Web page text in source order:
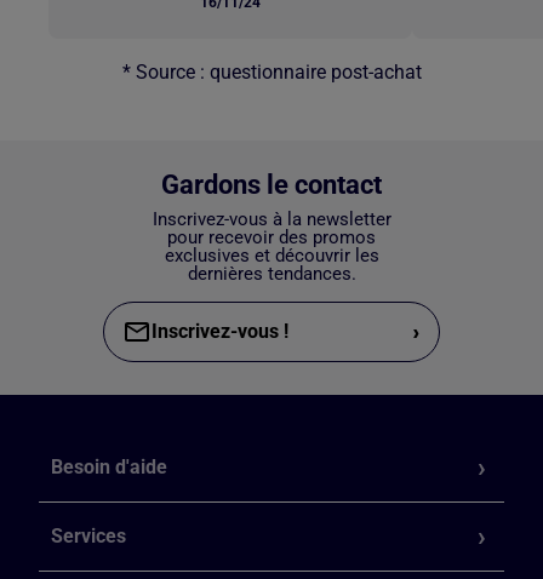
* Source : questionnaire post-achat
Gardons le contact
Inscrivez-vous à la newsletter
pour recevoir des promos
exclusives et découvrir les
dernières tendances.
Inscrivez-vous ! ›
Besoin d'aide
Services